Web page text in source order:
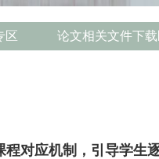
区 论文相关文件下
对应机制，引导学生